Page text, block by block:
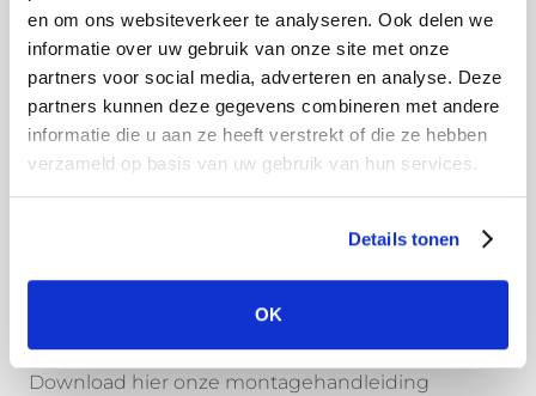
en om ons websiteverkeer te analyseren. Ook delen we
informatie over uw gebruik van onze site met onze
partners voor social media, adverteren en analyse. Deze
partners kunnen deze gegevens combineren met andere
informatie die u aan ze heeft verstrekt of die ze hebben
verzameld op basis van uw gebruik van hun services.
Details tonen
OK
Onbehandeld aluminium, ook wel brut genoemd,
voelt wat vettig aan door de gebruikte olie tijdens
het vormingsproces. Deze olie is op waterbasis en
lost dus vanzelf op bij de eerste regenbui. Ga
vooral het onbehandelde aluminium niet
schoonmaken, dan verwijderd u namelijk de
beschermlaag van het aluminium. Door
Download hier onze montagehandleiding